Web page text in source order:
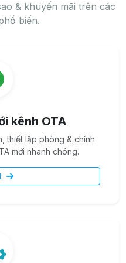
& khuyến mãi trên các
biến.
kênh OTA
thiết lập phòng & chính
mới nhanh chóng.